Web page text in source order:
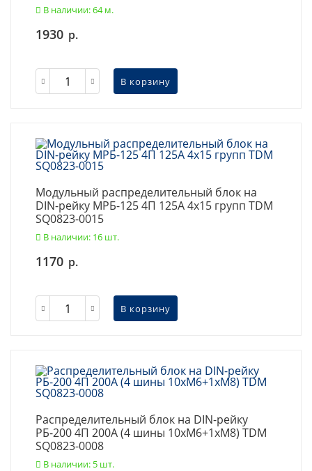
В наличии: 64 м.
1930 р.
В корзину
Модульный распределительный блок на
DIN-рейку МРБ-125 4П 125А 4х15 групп TDM
SQ0823-0015
В наличии: 16 шт.
1170 р.
В корзину
Распределительный блок на DIN-рейку
РБ-200 4П 200А (4 шины 10xM6+1хM8) TDM
SQ0823-0008
В наличии: 5 шт.